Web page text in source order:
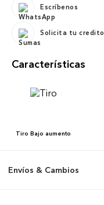
Escríbenos
Solicita tu credito
Características
Tiro Bajo aumento
Envíos & Cambios